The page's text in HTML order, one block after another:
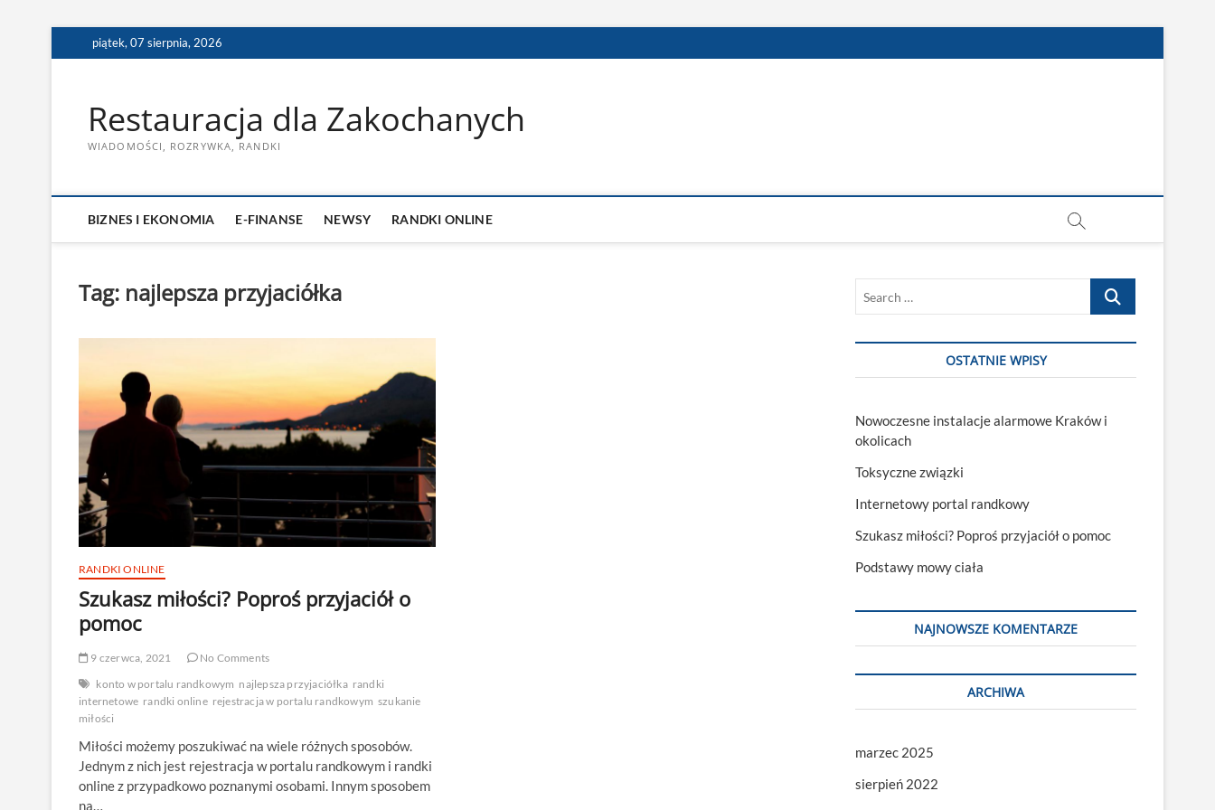
to
piątek, 07 sierpnia, 2026
Restauracja dla Zakochanych
WIADOMOŚCI, ROZRYWKA, RANDKI
BIZNES I EKONOMIA E-FINANSE NEWSY RANDKI ONLINE
Tag: najlepsza przyjaciółka
RANDKI ONLINE
Szukasz miłości? Poproś przyjaciół o
pomoc
9 czerwca, 2021
No Comments
konto w portalu randkowym najlepsza przyjaciółka randki
internetowe randki online rejestracja w portalu randkowym szukanie
miłości
Miłości możemy poszukiwać na wiele różnych sposobów.
Jednym z nich jest rejestracja w portalu randkowym i randki
online z przypadkowo poznanymi osobami. Innym sposobem
na…
Search
OSTATNIE WPISY
Nowoczesne instalacje alarmowe Kraków i
okolicach
Toksyczne związki
Internetowy portal randkowy
Szukasz miłości? Poproś przyjaciół o pomoc
Podstawy mowy ciała
NAJNOWSZE KOMENTARZE
ARCHIWA
marzec 2025
sierpień 2022